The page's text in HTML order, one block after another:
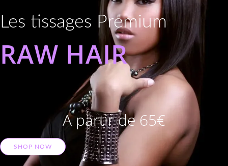
Les tissages Premium
RAW HAIR
A partir de 65€
SHOP NOW